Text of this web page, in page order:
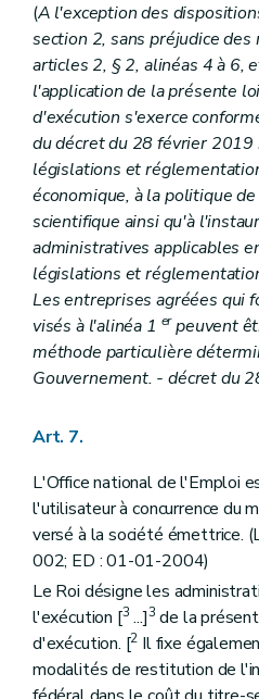
(A l'exception des
section 2, sans préjudice des
articles 2, § 2, alinéas 4 à 6,
l'application de la présente
d'exécution s'exerce
du décret du 28 février
législations et
économique, à la politique
scientifique ainsi qu'à
administratives applicables
législations et
Les entreprises agréées qui
visés à l'alinéa 1 erpeuvent
méthode particulière
Gouvernement. - décret du
Art. 7.
L'Office national de l'Emploi
l'utilisateur à concurrence du
versé à la société émettrice.
002; ED : 01-01-2004)
Le Roi désigne les
l'exécution [3 ...]3 de la
d'exécution. [2 Il fixe
modalités de restitution de